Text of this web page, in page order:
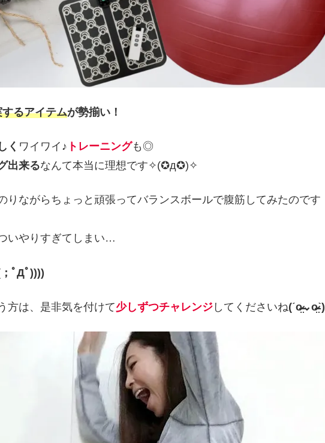
るアイテムが勢揃い！
く ワイワイ♪ トレーニングも◎
出来るなんて本当に理想です✧(✪д✪)✧
りながらちょっと頑張ってバランスボールで腹筋してみたのです
いやりすぎてしまい…
；ﾟДﾟ))))
方は、是非気を付けて少しずつチャレンジ してくださいね(ˊo̴̶̷̤⌄o̴̶̷̤ˋ)